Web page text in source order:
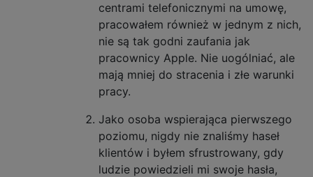
centrami telefonicznymi na umowę,
pracowałem również w jednym z nich,
nie są tak godni zaufania jak
pracownicy Apple. Nie uogólniać, ale
mają mniej do stracenia i złe warunki
pracy.
Jako osoba wspierająca pierwszego
poziomu, nigdy nie znaliśmy haseł
klientów i byłem sfrustrowany, gdy
ludzie powiedzieli mi swoje hasła,